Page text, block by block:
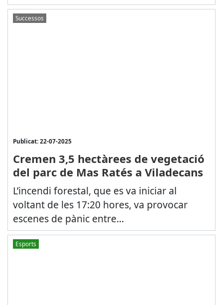
Successos
Publicat: 22-07-2025
Cremen 3,5 hectàrees de vegetació
del parc de Mas Ratés a Viladecans
L’incendi forestal, que es va iniciar al
voltant de les 17:20 hores, va provocar
escenes de pànic entre...
Esports